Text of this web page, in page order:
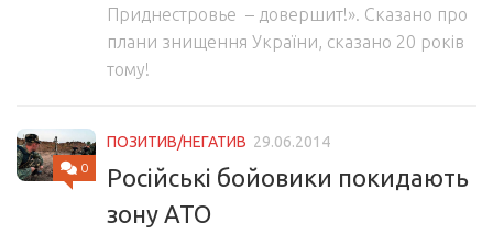
Приднестровье – довершит!». Сказано про
плани знищення України, сказано 20 років
тому!
0
ПОЗИТИВ/НЕГАТИВ 29.06.2014
Російські бойовики покидають
зону АТО